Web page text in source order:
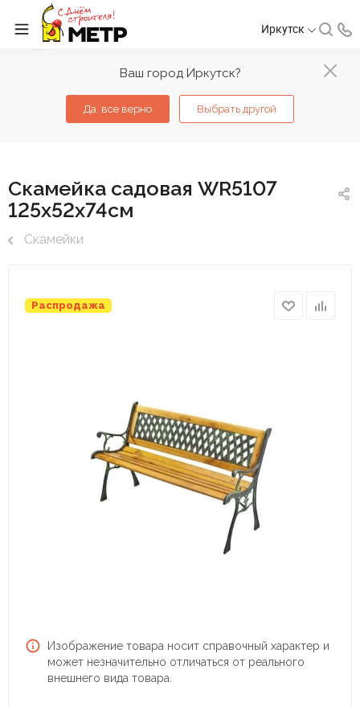
Ваш город Иркутск?
Да, все верно Выбрать другой
Иркутск
Скамейка садовая WR5107
125х52х74см
Скамейки
Распродажа
Изображение товара носит справочный характер и
может незначительно отличаться от реального
внешнего вида товара.